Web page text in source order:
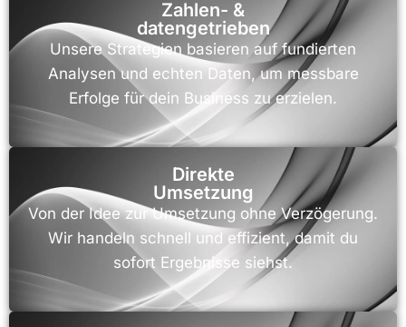
Zahlen- &
datengetrieben
Unsere Strategien basieren auf fundierten
Analysen und echten Daten, um messbare
Erfolge für dein Business zu erzielen.
Direkte
Umsetzung
Von der Idee zur Umsetzung ohne Verzögerung.
Wir handeln schnell und effizient, damit du
sofort Ergebnisse siehst.